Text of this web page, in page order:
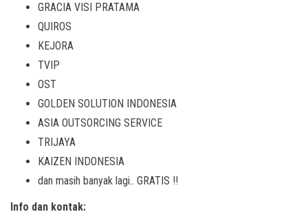
GRACIA VISI PRATAMA
QUIROS
KEJORA
TVIP
OST
GOLDEN SOLUTION INDONESIA
ASIA OUTSORCING SERVICE
TRIJAYA
KAIZEN INDONESIA
dan masih banyak lagi.. GRATIS !!
Info dan kontak: